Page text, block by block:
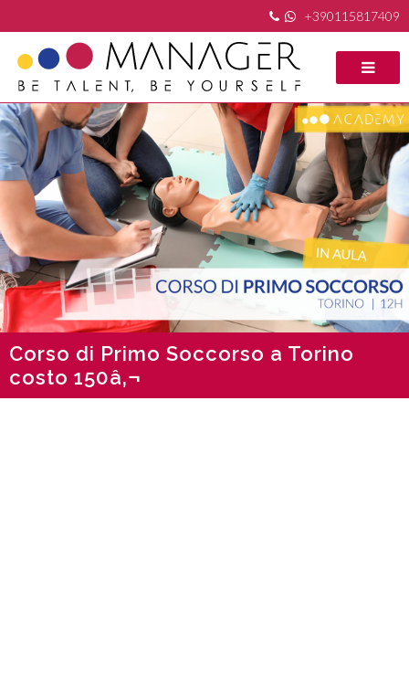
+390115817409
Corso di Primo Soccorso a Torino
costo 150â‚¬